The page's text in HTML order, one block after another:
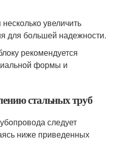
увеличить
для большей надежности.
рекомендуется
формы и
стальных труб
следует
ниже приведенных